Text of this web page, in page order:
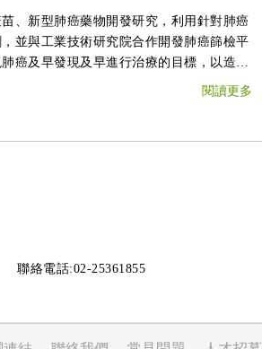
、新型肺癌藥物開發研究，利用針對肺癌
並與工業技術研究院合作開發肺癌篩檢平
癌及早發現及早進行治療的目標，以造福
閱讀更多
聯絡電話:02-25361855